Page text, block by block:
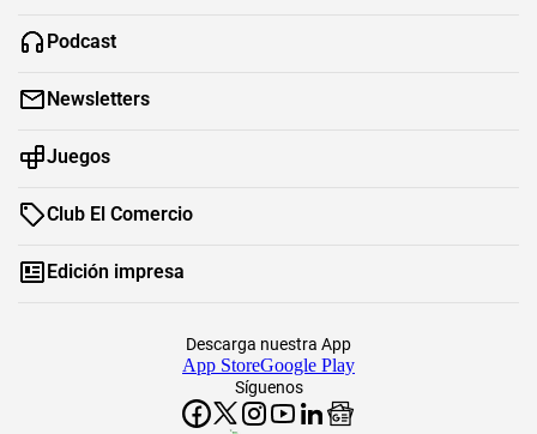
Podcast
Newsletters
Juegos
Club El Comercio
Edición impresa
Síguenos
Descarga nuestra App
App StoreGoogle Play